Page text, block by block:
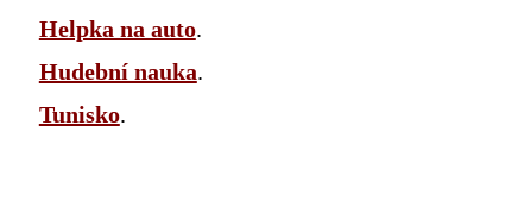
Helpka na auto.
Hudební nauka.
Tunisko.